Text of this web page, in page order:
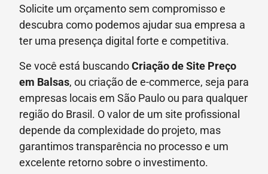
Solicite um orçamento sem compromisso e
descubra como podemos ajudar sua empresa a
ter uma presença digital forte e competitiva.
Se você está buscandoCriação de Site Preço
em Balsas, ou criação de e-commerce, seja para
empresas locais em São Paulo ou para qualquer
região do Brasil. O valor de um site profissional
depende da complexidade do projeto, mas
garantimos transparência no processo e um
excelente retorno sobre o investimento.